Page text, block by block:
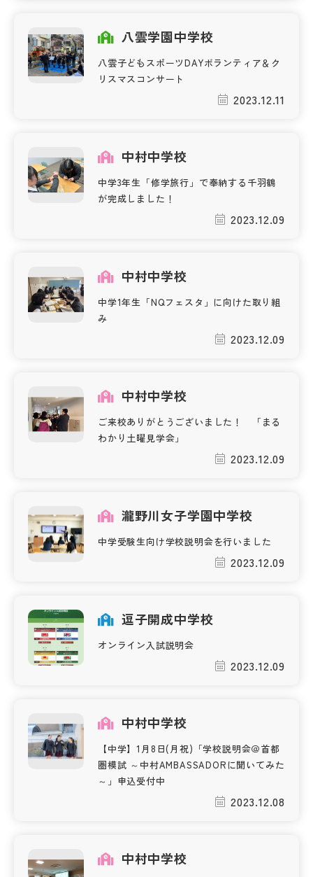
お問い合わせ
運営会社
八雲学園中学校
八雲子どもスポーツDAYボランティア＆ク
リスマスコンサート
2023.12.11
中村中学校
中学3年生「修学旅行」で奉納する千羽鶴
が完成しました！
2023.12.09
中村中学校
中学1年生「NQフェスタ」に向けた取り組
み
2023.12.09
中村中学校
ご来校ありがとうございました！ 「まる
わかり土曜見学会」
2023.12.09
瀧野川女子学園中学校
中学受験生向け学校説明会を行いました
2023.12.09
逗子開成中学校
オンライン入試説明会
2023.12.09
中村中学校
【中学】1月8日(月祝)「学校説明会＠首都
圏模試 ～中村AMBASSADORに聞いてみた
～」申込受付中
2023.12.08
中村中学校